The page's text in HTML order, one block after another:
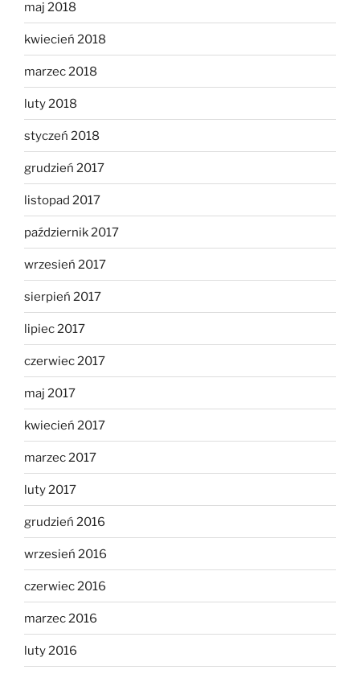
maj 2018
kwiecień 2018
marzec 2018
luty 2018
styczeń 2018
grudzień 2017
listopad 2017
październik 2017
wrzesień 2017
sierpień 2017
lipiec 2017
czerwiec 2017
maj 2017
kwiecień 2017
marzec 2017
luty 2017
grudzień 2016
wrzesień 2016
czerwiec 2016
marzec 2016
luty 2016